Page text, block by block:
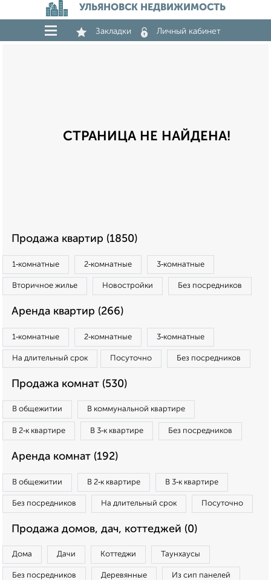
УЛЬЯНОВСК НЕДВИЖИМОСТЬ
Закладки Личный кабинет
СТРАНИЦА НЕ НАЙДЕНА!
Продажа квартир (1850)
1‑комнатные 2‑комнатные 3‑комнатные
Вторичное жилье Новостройки Без посредников
Аренда квартир (266)
1‑комнатные 2‑комнатные 3‑комнатные
На длительный срок Посуточно Без посредников
Продажа комнат (530)
В общежитии В коммунальной квартире
В 2‑к квартире В 3‑к квартире Без посредников
Аренда комнат (192)
В общежитии В 2‑к квартире В 3‑к квартире
Без посредников На длительный срок Посуточно
Продажа домов, дач, коттеджей (0)
Дома Дачи Коттеджи Таунхаусы
Без посредников Деревянные Из сип панелей